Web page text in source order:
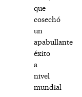
que
cosechó
un
apabullante
éxito
a
nivel
mundial